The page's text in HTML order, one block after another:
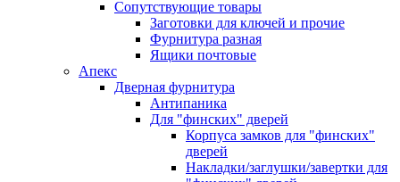
Сопутствующие товары
Заготовки для ключей и прочие
Фурнитура разная
Ящики почтовые
Апекс
Дверная фурнитура
Антипаника
Для "финских" дверей
Корпуса замков для "финских"
дверей
Накладки/заглушки/завертки для